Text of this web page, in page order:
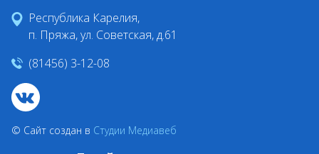
Республика Карелия,
п. Пряжа, ул. Советская, д.61
(81456) 3-12-08
© Сайт создан в Студии Медиавеб